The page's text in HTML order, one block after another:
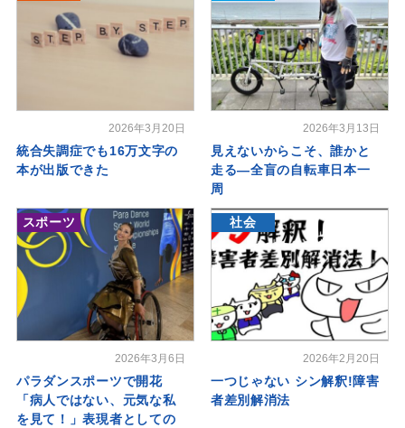
2026年3月20日
統合失調症でも16万文字の
本が出版できた
2026年3月13日
見えないからこそ、誰かと
走る―全盲の自転車日本一
周
スポーツ
2026年3月6日
パラダンスポーツで開花
「病人ではない、元気な私
を見て！」表現者としての
社会
2026年2月20日
一つじゃない シン解釈!障害
者差別解消法